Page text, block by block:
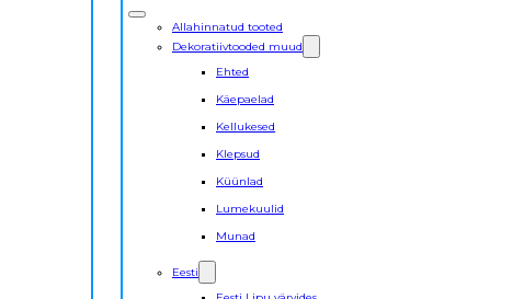
Allahinnatud tooted
Dekoratiivtooded muud
Ehted
Käepaelad
Kellukesed
Klepsud
Küünlad
Lumekuulid
Munad
Eesti